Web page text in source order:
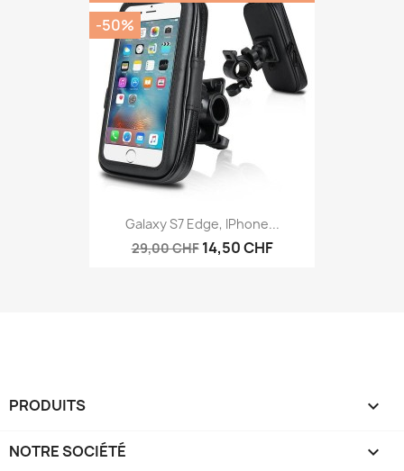
Galaxy S7 Edge, IPhone...
29,00 CHF 14,50 CHF
-50%
PRODUITS 
NOTRE SOCIÉTÉ 